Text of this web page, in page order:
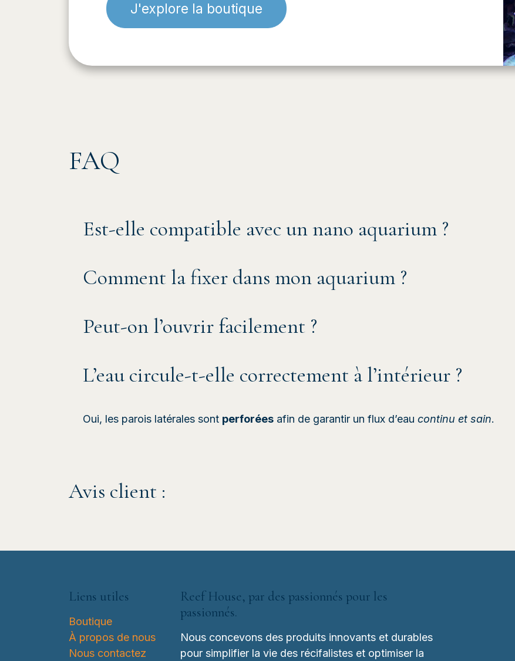
J'explore la boutique
FAQ
Est-elle compatible avec un nano aquarium ?
Comment la fixer dans mon aquarium ?
Peut-on l’ouvrir facilement ?
L’eau circule-t-elle correctement à l’intérieur ?
Oui, les parois latérales sont perforées afin de garantir un flux d’eau continu et sain.
Avis client :
Liens utiles
Boutique
À propos de nous
Nous contactez
Reef House, par des passionnés pour les
passionnés.
Nous concevons des produits innovants et durables
pour simplifier la vie des récifalistes et optimiser la